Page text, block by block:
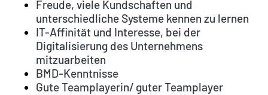
Freude, viele Kundschaften und
unterschiedliche Systeme kennen zu lernen
IT-Affinität und Interesse, bei der
Digitalisierung des Unternehmens
mitzuarbeiten
BMD-Kenntnisse
Gute Teamplayerin/ guter Teamplayer